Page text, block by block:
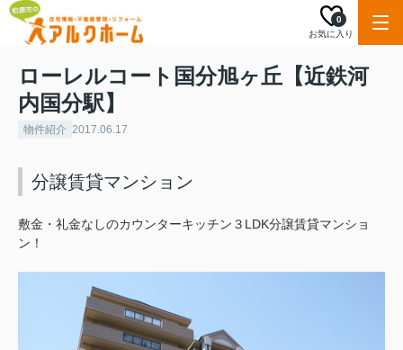
お気に入り
0
ローレルコート国分旭ヶ丘【近鉄河
内国分駅】
物件紹介 2017.06.17
分譲賃貸マンション
敷金・礼金なしのカウンターキッチン３LDK分譲賃貸マンショ
ン！